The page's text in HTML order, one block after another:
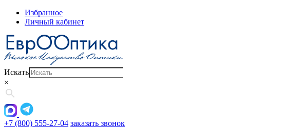
Избранное
Личный кабинет
Искать
×
+7 (800) 555-27-04 заказать звонок